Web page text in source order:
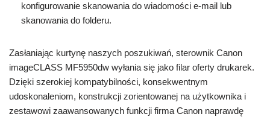
konfigurowanie skanowania do wiadomości e-mail lub
skanowania do folderu.
Zasłaniając kurtynę naszych poszukiwań, sterownik Canon
imageCLASS MF5950dw wyłania się jako filar oferty drukarek.
Dzięki szerokiej kompatybilności, konsekwentnym
udoskonaleniom, konstrukcji zorientowanej na użytkownika i
zestawowi zaawansowanych funkcji firma Canon naprawdę